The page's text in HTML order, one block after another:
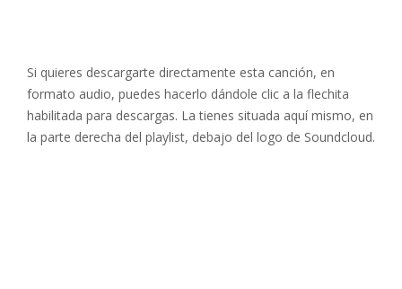
Si quieres descargarte directamente esta canción, en
formato audio, puedes hacerlo dándole clic a la flechita
habilitada para descargas. La tienes situada aquí mismo, en
la parte derecha del playlist, debajo del logo de Soundcloud.